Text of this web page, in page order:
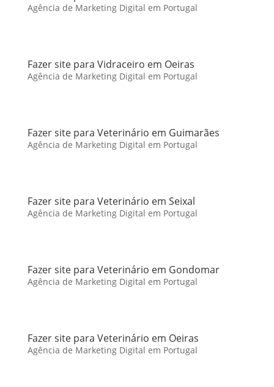
Agência de Marketing Digital em Portugal
Fazer site para Vidraceiro em Oeiras
Agência de Marketing Digital em Portugal
Fazer site para Veterinário em Guimarães
Agência de Marketing Digital em Portugal
Fazer site para Veterinário em Seixal
Agência de Marketing Digital em Portugal
Fazer site para Veterinário em Gondomar
Agência de Marketing Digital em Portugal
Fazer site para Veterinário em Oeiras
Agência de Marketing Digital em Portugal